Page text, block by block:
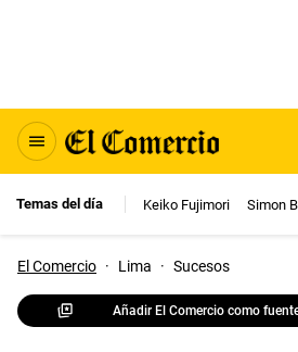
Temas del día Keiko Fujimori Simon
El Comercio · Lima · Sucesos
Añadir El Comercio como